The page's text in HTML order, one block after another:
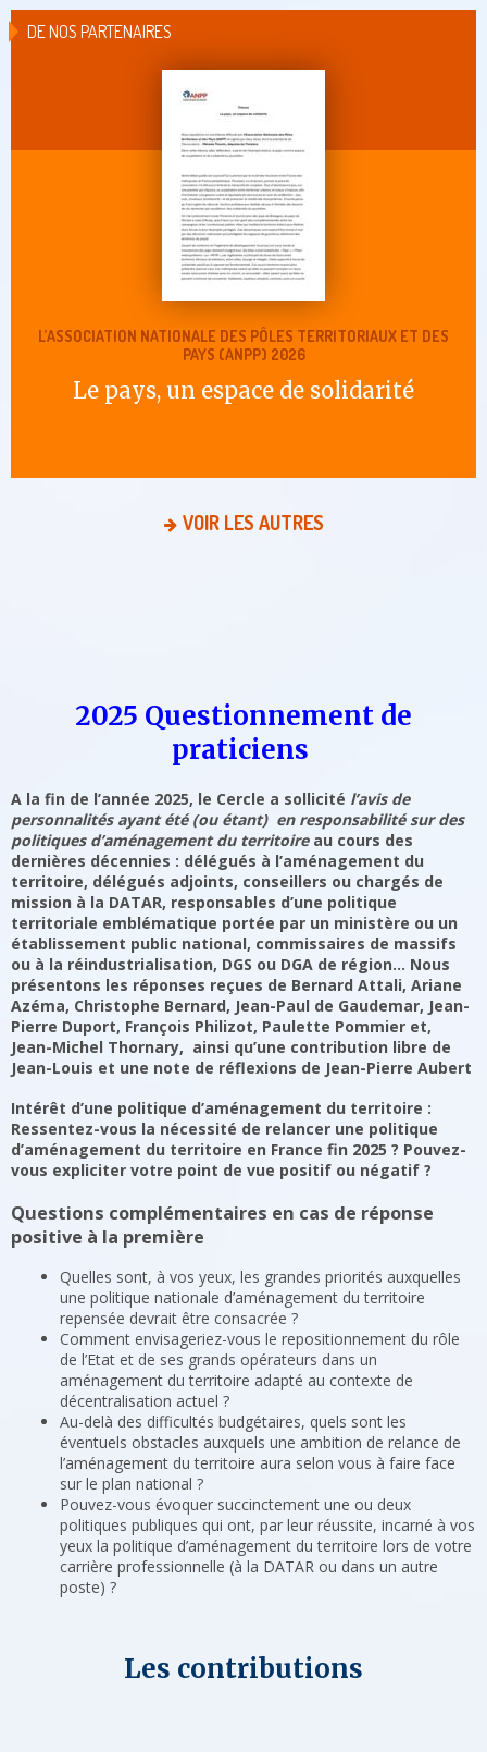
DE NOS PARTENAIRES
L’ASSOCIATION NATIONALE DES PÔLES TERRITORIAUX ET DES
PAYS (ANPP) 2026
Le pays, un espace de solidarité
VOIR LES AUTRES
2025 Questionnement de
praticiens
A la fin de l’année 2025, le Cercle a sollicité l’avis de
personnalités ayant été (ou étant) en responsabilité sur des
politiques d’aménagement du territoireau cours des
dernières décennies : délégués à l’aménagement du
territoire, délégués adjoints, conseillers ou chargés de
mission à la DATAR, responsables d’une politique
territoriale emblématique portée par un ministère ou un
établissement public national, commissaires de massifs
ou à la réindustrialisation, DGS ou DGA de région… Nous
présentons les réponses reçues de Bernard Attali, Ariane
Azéma, Christophe Bernard, Jean-Paul de Gaudemar, Jean-
Pierre Duport, François Philizot, Paulette Pommier et,
Jean-Michel Thornary, ainsi qu’une contribution libre de
Jean-Louis et une note de réflexions de Jean-Pierre Aubert
Intérêt d’une politique d’aménagement du territoire :
Ressentez-vous la nécessité de relancer une politique
d’aménagement du territoire en France fin 2025 ? Pouvez-
vous expliciter votre point de vue positif ou négatif ?
Questions complémentaires en cas de réponse
positive à la première
Quelles sont, à vos yeux, les grandes priorités auxquelles
une politique nationale d’aménagement du territoire
repensée devrait être consacrée ?
Comment envisageriez-vous le repositionnement du rôle
de l’Etat et de ses grands opérateurs dans un
aménagement du territoire adapté au contexte de
décentralisation actuel ?
Au-delà des difficultés budgétaires, quels sont les
éventuels obstacles auxquels une ambition de relance de
l’aménagement du territoire aura selon vous à faire face
sur le plan national ?
Pouvez-vous évoquer succinctement une ou deux
politiques publiques qui ont, par leur réussite, incarné à vos
yeux la politique d’aménagement du territoire lors de votre
carrière professionnelle (à la DATAR ou dans un autre
poste) ?
Les contributions